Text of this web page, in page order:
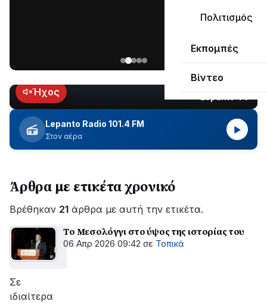
Πολιτισμός
Εκπομπές
Βίντεο
Κωτσανά
για
τα
μεγάλα
έργα
LIVEΉχος
Lepanto Radio 101.4 FM
Στον αέρα
▶
Άρθρα με ετικέτα χρονικό
Βρέθηκαν 21 άρθρα με αυτή την ετικέτα.
Το Μεσολόγγι στο ύψος της ιστορίας του
06 Απρ 2026 09:42 σε Τοπικά
Σε
ιδιαίτερα